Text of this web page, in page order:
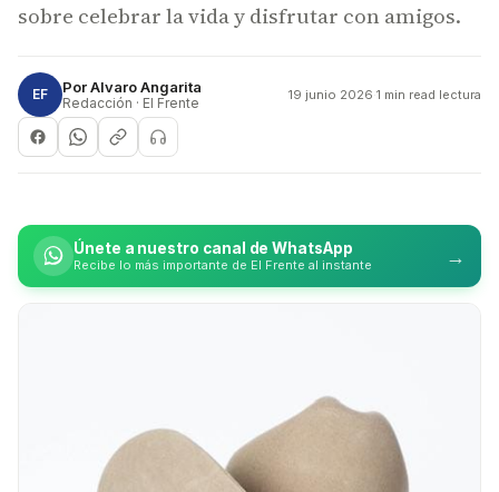
sobre celebrar la vida y disfrutar con amigos.
EF PorAlvaro Angarita
Redacción · El Frente 19 junio 2026·1 min read lectura
Únete a nuestro canal de WhatsApp
Recibe lo más importante de El Frente al instante →